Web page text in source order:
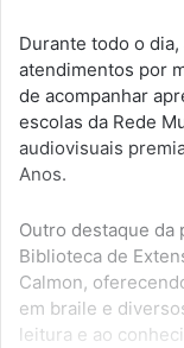
Durante todo o
atendimentos por
de acompanhar
escolas da Rede
audiovisuais
Anos.
Outro destaque da
Biblioteca de
Calmon,
em braile e
leitura e ao